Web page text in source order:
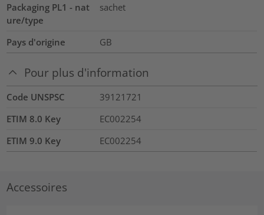
Packaging PL1 - nat
ure/type
sachet
Pays d'origine GB
Pour plus d'information
Code UNSPSC
39121721
ETIM 8.0 Key
EC002254
ETIM 9.0 Key
EC002254
Accessoires